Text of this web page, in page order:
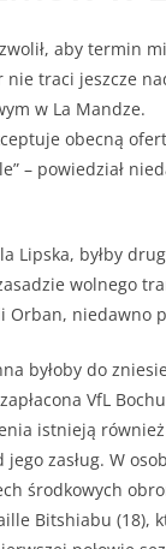
aby termin
traci jeszcze
w La Mandze.
obecną
– powiedział
Lipska, byłby
wolnego
niedawno
byłoby do
VfL
istnieją
zasług. W
środkowych
Bitshiabu (18),